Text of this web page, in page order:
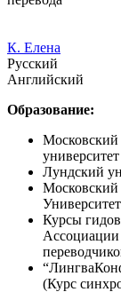
К. Елена
Русский
Английский
Образование:
Московский
Лундский
Московский
Курсы
Ассоциации
(Курс